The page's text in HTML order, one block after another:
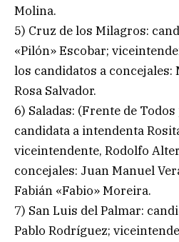
Molina.
5) Cruz de los Milagros:
«Pilón» Escobar;
los candidatos a concejales:
Rosa Salvador.
6) Saladas: (Frente de
candidata a intendenta
viceintendente, Rodolfo
concejales: Juan Manuel
Fabián «Fabio» Moreira.
7) San Luis del Palmar:
Pablo Rodríguez;